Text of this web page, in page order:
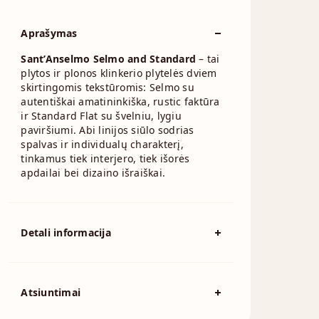
Aprašymas
Sant’Anselmo Selmo and Standard – tai
plytos ir plonos klinkerio plytelės dviem
skirtingomis tekstūromis: Selmo su
autentiškai amatininkiška, rustic faktūra
ir Standard Flat su švelniu, lygiu
paviršiumi. Abi linijos siūlo sodrias
spalvas ir individualų charakterį,
tinkamus tiek interjero, tiek išorės
apdailai bei dizaino išraiškai.
Detali informacija
Atsiuntimai